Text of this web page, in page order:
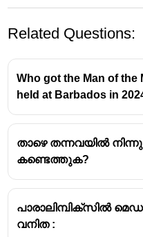
2003 ജൂലൈ 13ന്
ജില്ലയിലെ
ജനനം.
വെങ്കല മെഡൽ
വയസുകാരനായ
Related Questions:
Who got the Man of the
held at Barbados in
താഴെ തന്നവയിൽ
കണ്ടെത്തുക?
പാരാലിമ്പിക്‌സിൽ
വനിത :